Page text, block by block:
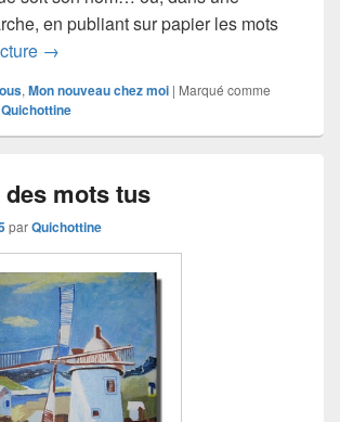
en publiant sur papier les mots
Ils ont lu Quichottine
→
, Mon nouveau chez moi | Marqué comme
Quichottine
mots tus
parQuichottine